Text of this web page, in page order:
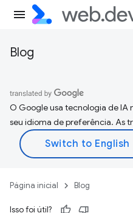
Blog
O Google usa tecnologia de IA
seu idioma de preferência. As
Página inicial Blog
Isso foi útil?